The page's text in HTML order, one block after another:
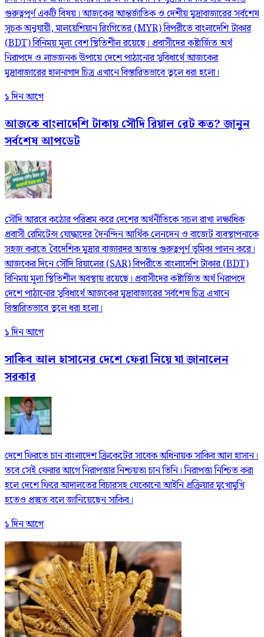
গুরুত্বপূর্ণ একটি বিষয়। আজকের আন্তর্জাতিক ও দেশীয় মুদ্রাবাজারের সর্বশেষ
সূচক অনুযায়ী, মালয়েশিয়ান রিংগিতের (MYR) বিপরীতে বাংলাদেশি টাকার
(BDT) বিনিময় মূল্য বেশ স্থিতিশীল রয়েছে। প্রবাসীদের কষ্টার্জিত অর্থ
নিরাপদে ও লাভজনক উপায়ে দেশে পাঠানোর সুবিধার্থে আজকের
মুদ্রাবাজারের হালনাগাদ চিত্র এখানে বিস্তারিতভাবে তুলে ধরা হলো।
১ দিন আগে
আজকে বাংলাদেশি টাকায় সৌদি রিয়াল রেট কত? জানুন
সর্বশেষ আপডেট
সৌদি আরবে কঠোর পরিশ্রম করে দেশের অর্থনীতিকে সচল রাখা লক্ষাধিক
প্রবাসী রেমিটেন্স যোদ্ধাদের দৈনন্দিন আর্থিক লেনদেন ও বাজেট ব্যবস্থাপনাকে
সহজ করতে বৈদেশিক মুদ্রার বাজারদর অত্যন্ত গুরুত্বপূর্ণ ভূমিকা পালন করে।
আজকের দিনে সৌদি রিয়ালের (SAR) বিপরীতে বাংলাদেশি টাকার (BDT)
বিনিময় মূল্য স্থিতিশীল অবস্থায় রয়েছে। প্রবাসীদের কষ্টার্জিত অর্থ নিরাপদে
দেশে পাঠানোর সুবিধার্থে আজকের মুদ্রাবাজারের সর্বশেষ চিত্র এখানে
বিস্তারিতভাবে তুলে ধরা হলো।
১ দিন আগে
সাকিব আল হাসানের দেশে ফেরা নিয়ে যা জানালেন
সরকার
দেশে ফিরতে চান বাংলাদেশ ক্রিকেটের সাবেক অধিনায়ক সাকিব আল হাসান।
তবে সেই ফেরার আগে নিরাপত্তার নিশ্চয়তা চান তিনি। নিরাপত্তা নিশ্চিত করা
হলে দেশে ফিরে আদালতের বিচারসহ যেকোনো আইনি প্রক্রিয়ার মুখোমুখি
হতেও প্রস্তুত বলে জানিয়েছেন সাকিব।
১ দিন আগে